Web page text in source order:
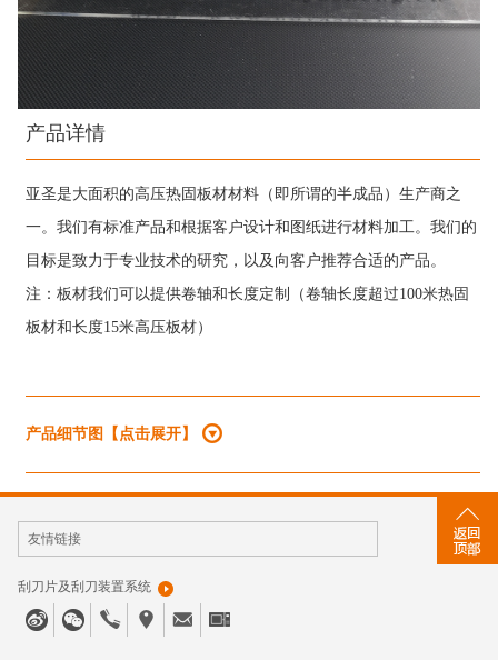
产品详情
亚圣是大面积的高压热固板材材料（即所谓的半成品）生产商之
一。我们有标准产品和根据客户设计和图纸进行材料加工。我们的
目标是致力于专业技术的研究，以及向客户推荐合适的产品。
注：板材我们可以提供卷轴和长度定制（卷轴长度超过100米热固
板材和长度15米高压板材）
产品细节图【点击展开】
友情链接
刮刀片及刮刀装置系统